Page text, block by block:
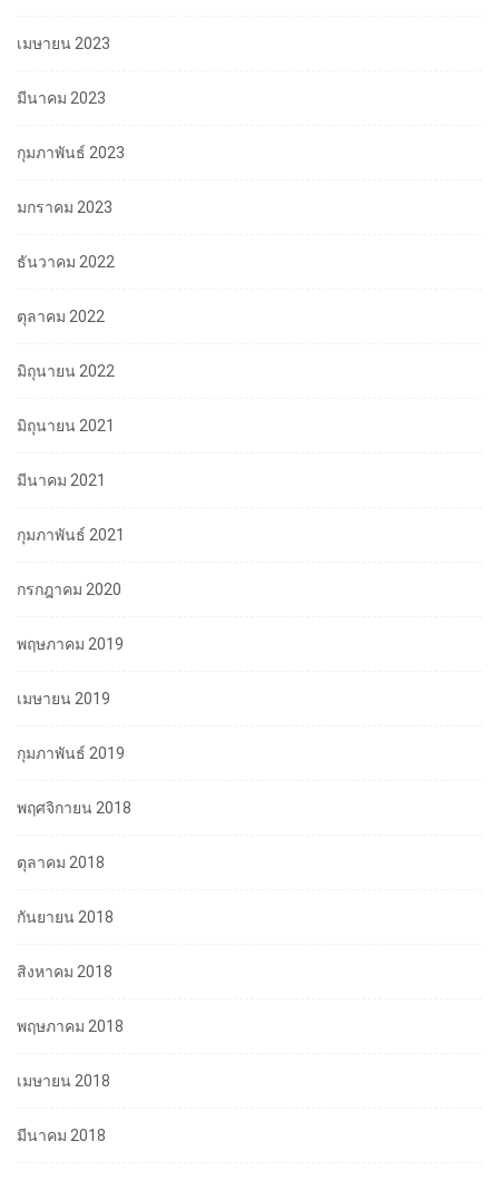
เมษายน 2023
มีนาคม 2023
กุมภาพันธ์ 2023
มกราคม 2023
ธันวาคม 2022
ตุลาคม 2022
มิถุนายน 2022
มิถุนายน 2021
มีนาคม 2021
กุมภาพันธ์ 2021
กรกฎาคม 2020
พฤษภาคม 2019
เมษายน 2019
กุมภาพันธ์ 2019
พฤศจิกายน 2018
ตุลาคม 2018
กันยายน 2018
สิงหาคม 2018
พฤษภาคม 2018
เมษายน 2018
มีนาคม 2018